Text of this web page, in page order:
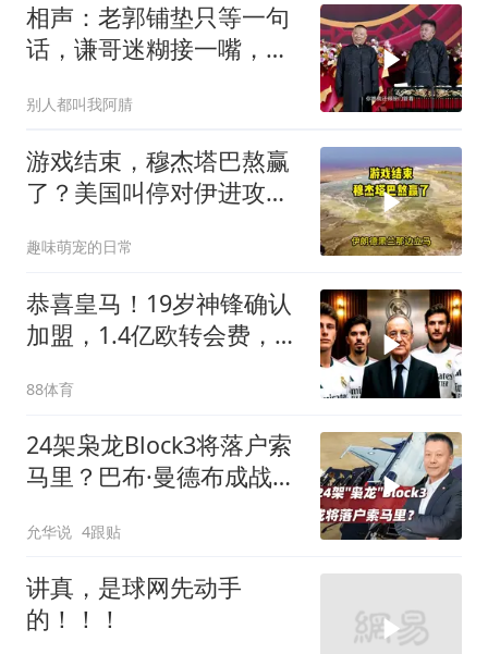
相声：老郭铺垫只等一句
话，谦哥迷糊接一嘴，包
别人都叫我阿腈
游戏结束，穆杰塔巴熬赢
了？美国叫停对伊进攻，
趣味萌宠的日常
恭喜皇马！19岁神锋确认
加盟，1.4亿欧转会费，维
88体育
24架枭龙Block3将落户索
马里？巴布·曼德布成战略
允华说 4跟贴
讲真，是球网先动手
的！！！